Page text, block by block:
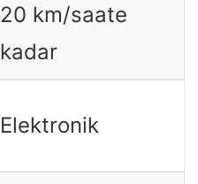
20 km/saate
kadar
Elektronik